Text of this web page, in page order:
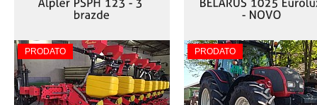
PRODATO PRODATO